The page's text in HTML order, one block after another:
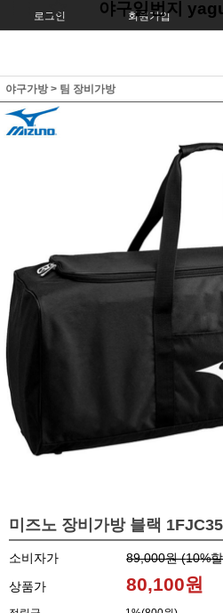
로그인 회원가입
야구일번지
야구가방> 팀 장비가방
미즈노 장비가방 블랙
소비자가 89,000원 (10%
상품가
80,100원